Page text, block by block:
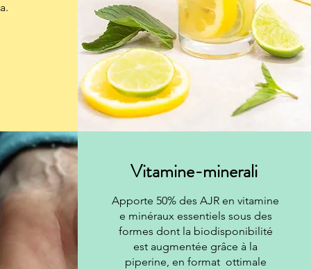
Vitamine-minerali
Apporte 50% des AJR en vitamine
e minéraux essentiels sous des
formes dont la biodisponibilité
est augmentée grâce à la
piperine, en format ottimale